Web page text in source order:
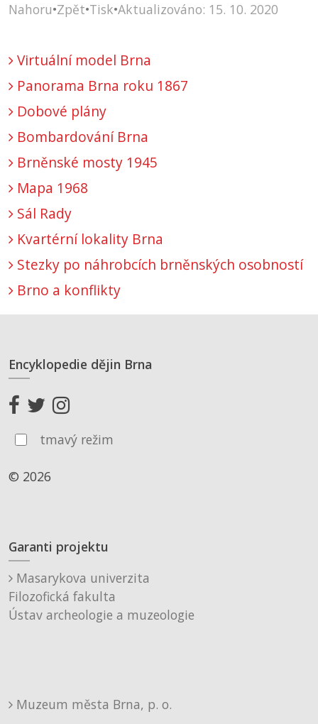
Nahoru•Zpět•Tisk•Aktualizováno: 15. 10. 2020
Virtuální model Brna
Panorama Brna roku 1867
Dobové plány
Bombardování Brna
Brněnské mosty 1945
Mapa 1968
Sál Rady
Kvartérní lokality Brna
Stezky po náhrobcích brněnských osobností
Brno a konflikty
Encyklopedie dějin Brna
tmavý režim
© 2026
Garanti projektu
Masarykova univerzita
Filozofická fakulta
Ústav archeologie a muzeologie
Muzeum města Brna, p. o.